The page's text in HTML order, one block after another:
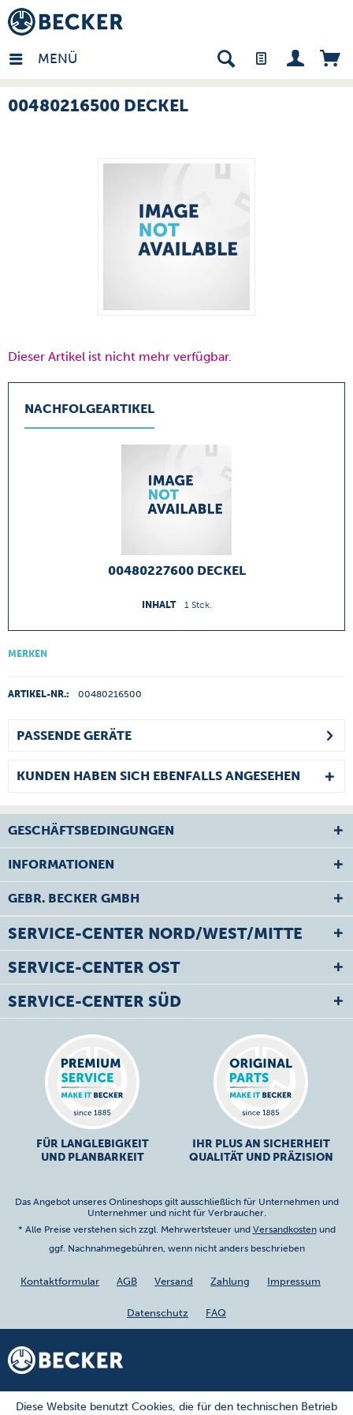
MENÜ
- DE
00480216500 DECKEL
Dieser Artikel ist nicht mehr verfügbar.
NACHFOLGEARTIKEL
00480227600 DECKEL
INHALT 1 Stck.
MERKEN
ARTIKEL-NR.: 00480216500
PASSENDE GERÄTE
KUNDEN HABEN SICH EBENFALLS ANGESEHEN
GESCHÄFTSBEDINGUNGEN
INFORMATIONEN
GEBR. BECKER GMBH
SERVICE-CENTER NORD/WEST/MITTE
SERVICE-CENTER OST
SERVICE-CENTER SÜD
FÜR LANGLEBIGKEIT
UND PLANBARKEIT
IHR PLUS AN SICHERHEIT
QUALITÄT UND PRÄZISION
Das Angebot unseres Onlineshops gilt ausschließlich für Unternehmen und
Unternehmer und nicht für Verbraucher.
* Alle Preise verstehen sich zzgl. Mehrwertsteuer und Versandkostenund
ggf. Nachnahmegebühren, wenn nicht anders beschrieben
Kontaktformular AGB Versand Zahlung Impressum
Datenschutz FAQ
Diese Website benutzt Cookies, die für den technischen Betrieb